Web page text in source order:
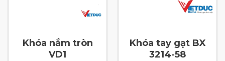
Khóa nắm tròn
VD1
Khóa tay gạt BX
3214-58